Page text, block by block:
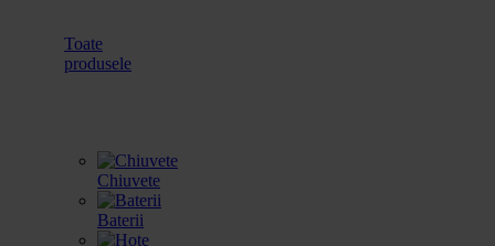
Toate
produsele
Chiuvete
Baterii